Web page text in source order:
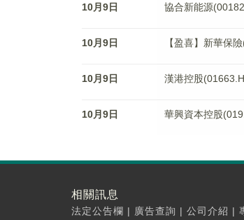
10月9日 協合新能源
10月9日 【盈喜】新華保
10月9日 漢港控股
10月9日 華興資本控股
相關訊息
法定公告欄 | 廣告查詢 | 公司介紹 |